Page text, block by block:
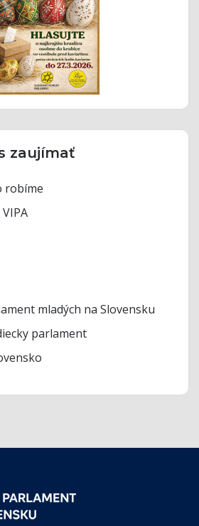
zaujímať
robíme
mladých na Slovensku
parlament